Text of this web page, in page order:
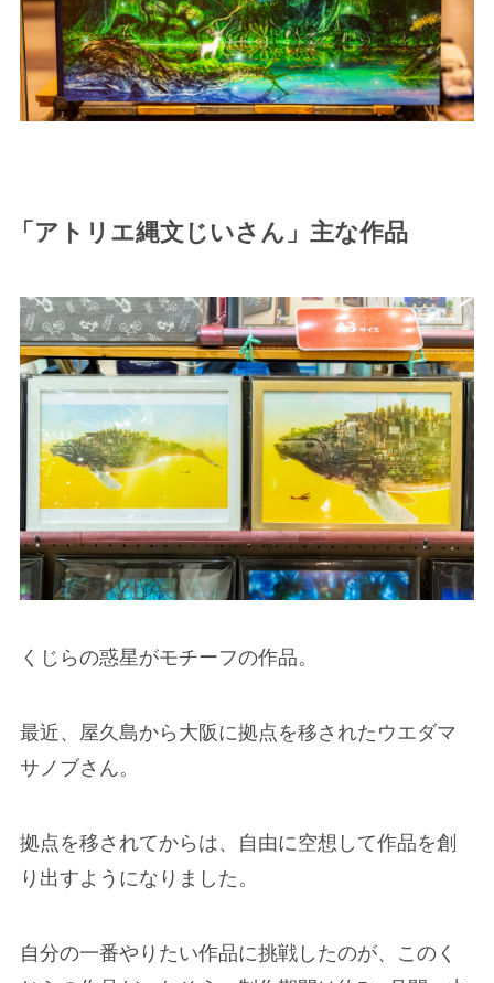
「アトリエ縄文じいさん」主な作品
くじらの惑星がモチーフの作品。
最近、屋久島から大阪に拠点を移されたウエダマ
サノブさん。
拠点を移されてからは、自由に空想して作品を創
り出すようになりました。
自分の一番やりたい作品に挑戦したのが、このく